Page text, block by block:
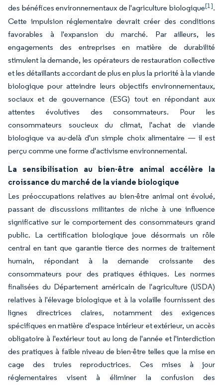
des bénéfices environnementaux de l'agriculture biologique[1].
Cette impulsion réglementaire devrait créer des conditions
favorables à l'expansion du marché. Par ailleurs, les
engagements des entreprises en matière de durabilité
stimulent la demande, les opérateurs de restauration collective
et les détaillants accordant de plus en plus la priorité à la viande
biologique pour atteindre leurs objectifs environnementaux,
sociaux et de gouvernance (ESG) tout en répondant aux
attentes évolutives des consommateurs. Pour les
consommateurs soucieux du climat, l'achat de viande
biologique va au-delà d'un simple choix alimentaire — il est
perçu comme une forme d'activisme environnemental.
La sensibilisation au bien-être animal accélère la
croissance du marché de la viande biologique
Les préoccupations relatives au bien-être animal ont évolué,
passant de discussions militantes de niche à une influence
significative sur le comportement des consommateurs grand
public. La certification biologique joue désormais un rôle
central en tant que garantie tierce des normes de traitement
humain, répondant à la demande croissante des
consommateurs pour des pratiques éthiques. Les normes
finalisées du Département américain de l'agriculture (USDA)
relatives à l'élevage biologique et à la volaille fournissent des
lignes directrices claires, notamment des exigences
spécifiques en matière d'espace intérieur et extérieur, un accès
obligatoire à l'extérieur tout au long de l'année et l'interdiction
des pratiques à faible niveau de bien-être telles que la mise en
cage des truies reproductrices. Ces mises à jour
réglementaires visent à éliminer la confusion des